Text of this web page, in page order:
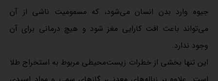
جیوه وارد بدن انسان می‌شود، که مسمومیت ناشی از آن
می‌تواند باعث افت کارایی مغز شود و هیچ درمانی برای آن
وجود ندارد.
این تنها بخشی از خطرات زیست‌محیطی مربوط به استخراج طلا